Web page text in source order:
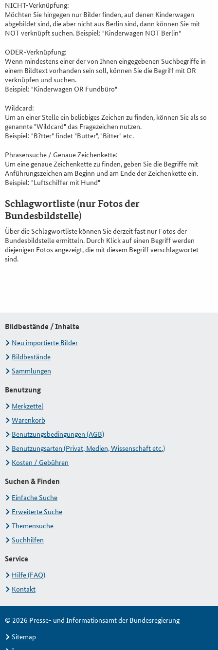
NICHT-Verknüpfung:
Möchten Sie hingegen nur Bilder finden, auf denen Kinderwagen
abgebildet sind, die aber nicht aus Berlin sind, dann können Sie mit
NOT verknüpft suchen. Beispiel: "Kinderwagen NOT Berlin"
ODER-Verknüpfung:
Wenn mindestens einer der von Ihnen eingegebenen Suchbegriffe in
einem Bildtext vorhanden sein soll, können Sie die Begriff mit OR
verknüpfen und suchen.
Beispiel: "Kinderwagen OR Fundbüro"
Wildcard:
Um an einer Stelle ein beliebiges Zeichen zu finden, können Sie als so
genannte "Wildcard" das Fragezeichen nutzen.
Beispiel: "B?tter" findet "Butter", "Bitter" etc.
Phrasensuche / Genaue Zeichenkette:
Um eine genaue Zeichenkette zu finden, geben Sie die Begriffe mit
Anführungszeichen am Beginn und am Ende der Zeichenkette ein.
Beispiel: "Luftschiffer mit Hund"
Schlagwortliste (nur Fotos der
Bundesbildstelle)
Über die Schlagwortliste können Sie derzeit fast nur Fotos der
Bundesbildstelle ermitteln. Durch Klick auf einen Begriff werden
diejenigen Fotos angezeigt, die mit diesem Begriff verschlagwortet
sind.
Bildbestände / Inhalte
Neu importierte Bilder
Bildbestände
Sammlungen
Benutzung
Merkzettel
Warenkorb
Benutzungsbedingungen (AGB)
Benutzungsarten (Privat, Medien, Wissenschaft etc.)
Kosten / Gebühren
Suchen & Finden
Einfache Suche
Erweiterte Suche
Themensuche
Suchhilfen
Service
Hilfe (FAQ)
Kontakt
© 2026 Presse- und Informationsamt der Bundesregierung
Sitemap